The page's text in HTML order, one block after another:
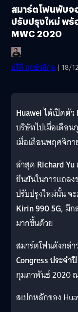
สมาร์ตโฟนพับจ
ปรับปรุงใหม่ พร้
MWC 2020
ปรีดี ฤกษ์วลีกุล | 18/
Huaweiได้เปิดตัว
บริษัทไปเมื่อเดือ
เมื่อเดือนพฤศจิก
ล่าสุด Richard Yu
ยืนยันในการแถลง
ปรับปรุงใหม่นั้น จ
Kirin 990 5G, มีก
มากขึ้นด้วย
สมาร์ตโฟนดังกล่า
Congress ประจำ
กุมภาพันธ์ 2020
สเปกหลักของ